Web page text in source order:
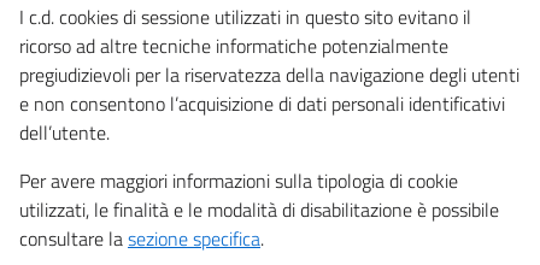
I c.d. cookies di sessione utilizzati in questo sito evitano il
ricorso ad altre tecniche informatiche potenzialmente
pregiudizievoli per la riservatezza della navigazione degli utenti
e non consentono l’acquisizione di dati personali identificativi
dell’utente.
Per avere maggiori informazioni sulla tipologia di cookie
utilizzati, le finalità e le modalità di disabilitazione è possibile
consultare lasezione specifica.